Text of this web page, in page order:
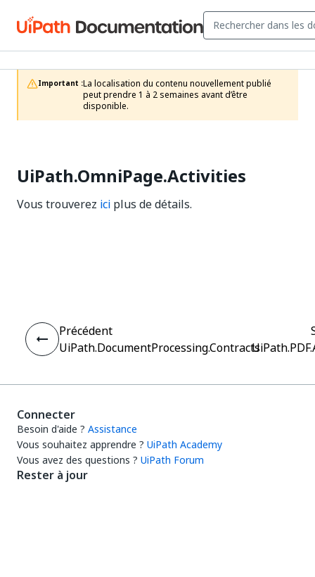
Important :La localisation du contenu nouvellement publié
peut prendre 1 à 2 semaines avant d’être
disponible.
UiPath.OmniPage.Activities
Vous trouverez ici plus de détails.
Précédent
UiPath.DocumentProcessing.Contracts
Connecter
Besoin d'aide ? Assistance
Vous souhaitez apprendre ? UiPath Academy
Vous avez des questions ? UiPath Forum
Rester à jour